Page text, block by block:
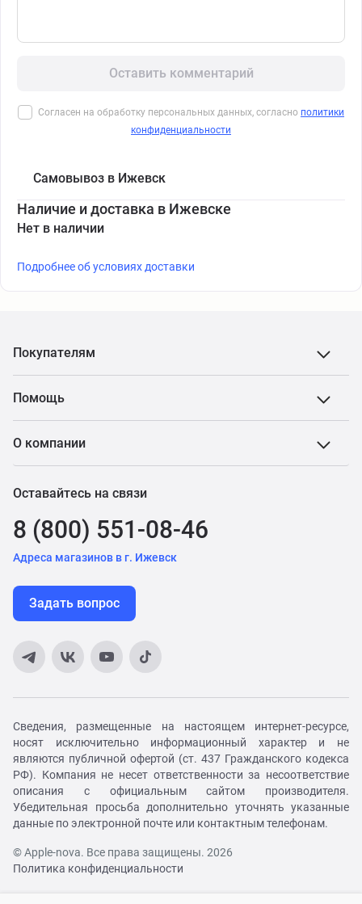
Оставить комментарий
Согласен на обработку персональных данных, согласно политики
конфиденциальности
Самовывоз в Ижевск
Наличие и доставка в Ижевске
Нет в наличии
Подробнее об условиях доставки
Покупателям
Помощь
О компании
Оставайтесь на связи
8 (800) 551-08-46
Адреса магазинов в г. Ижевск
Задать вопрос
Сведения, размещенные на настоящем интернет-ресурсе,
носят исключительно информационный характер и не
являются публичной офертой (ст. 437 Гражданского кодекса
РФ). Компания не несет ответственности за несоответствие
описания с официальным сайтом производителя.
Убедительная просьба дополнительно уточнять указанные
данные по электронной почте или контактным телефонам.
© Apple-nova. Все права защищены. 2026
Политика конфиденциальности